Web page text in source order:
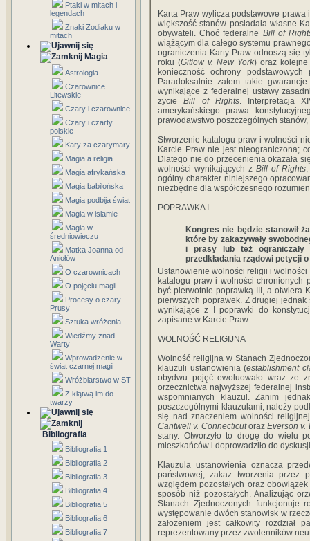
Ptaki w mitach i
legendach
Znaki Zodiaku w
mitach
Magia
Astrologia
Czarownice
Litewskie
Czary i czarownice
Czary i czarty
polskie
Kary za czarymary
Magia a religia
Magia afrykańska
Magia babilońska
Magia podbija świat
Magia w islamie
Magia w
średniowieczu
Matka Joanna od
Aniołów
O czarownicach
O pojęciu magii
Procesy o czary -
Prusy
Sztuka wróżenia
Wiedźmy znad
Warty
Wprowadzenie w
świat czarnej magii
Wróżbiarstwo w ST
Z klątwą im do
twarzy
Bibliografia
Bibliografia 1
Bibliografia 2
Bibliografia 3
Bibliografia 4
Bibliografia 5
Bibliografia 6
Bibliografia 7
Karta Praw wylicza podstawowe
większość stanów posiadała własne
obywateli. Choć federalne Bill of
wiążącym dla całego systemu
ograniczenia Karty Praw odnoszą się
roku (Gitlow v. New York) oraz kolejne
konieczność ochrony
Paradoksalnie zatem takie
wynikające z federalnej ustawy
życieBill of Rights. Interpretacja
amerykańskiego prawa
prawodawstwo poszczególnych
Stworzenie katalogu praw i wolności
Karcie Praw nie jest nieograniczona;
Dlatego nie do przecenienia okazała
wolności wynikających z Bill of Rights
ogólny charakter niniejszego
niezbędne dla współczesnego
POPRAWKA I
Kongres nie będzie stanowił
które by zakazywały
i prasy lub też ograniczały
przedkładania rządowi petycji
Ustanowienie wolności religii i wolności
katalogu praw i wolności chronionych
być pierwotnie poprawką III, a otwiera
pierwszych poprawek. Z drugiej
wynikające z I poprawki do
zapisane w Karcie Praw.
WOLNOŚĆ RELIGIJNA
Wolność religijna w Stanach
klauzuli ustanowienia (establishment
obydwu pojęć ewoluowało wraz ze
orzecznictwa najwyższej federalnej
wspomnianych klauzul. Zanim
poszczególnymi klauzulami, należy
się nad znaczeniem wolności
Cantwell v. ConnecticutorazEverson v.
stany. Otworzyło to drogę do wielu
mieszkańców i doprowadziło do
Klauzula ustanowienia oznacza
państwowej, zakaz tworzenia przez
względem pozostałych oraz
sposób niż pozostałych. Analizując
Stanach Zjednoczonych funkcjonuje
występowanie dwóch stanowisk w
założeniem jest całkowity rozdział
reprezentowany przez zwolenników